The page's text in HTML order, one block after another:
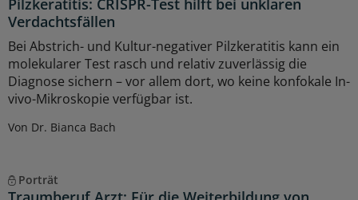
Verdachtsfällen
Bei Abstrich- und Kultur-negativer Pilzkeratitis kann ein
molekularer Test rasch und relativ zuverlässig die
Diagnose sichern – vor allem dort, wo keine konfokale In-
vivo-Mikroskopie verfügbar ist.
Von Dr. Bianca Bach
Porträt